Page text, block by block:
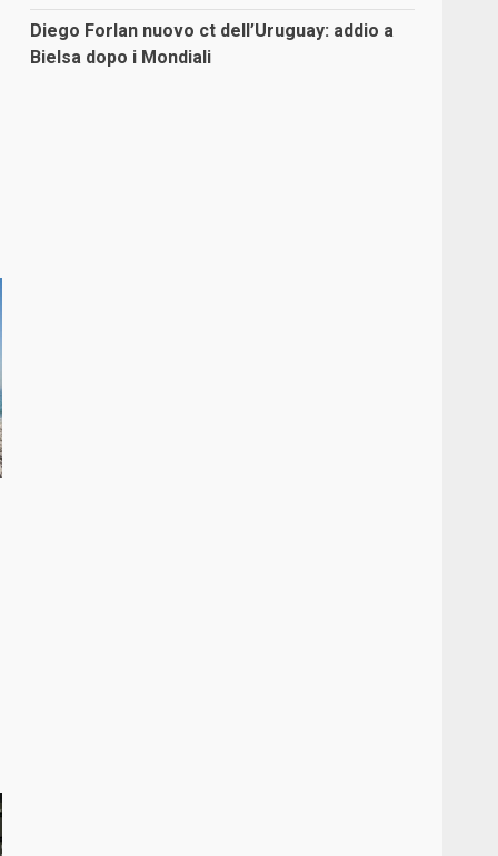
Diego Forlan nuovo ct dell’Uruguay: addio a
Bielsa dopo i Mondiali